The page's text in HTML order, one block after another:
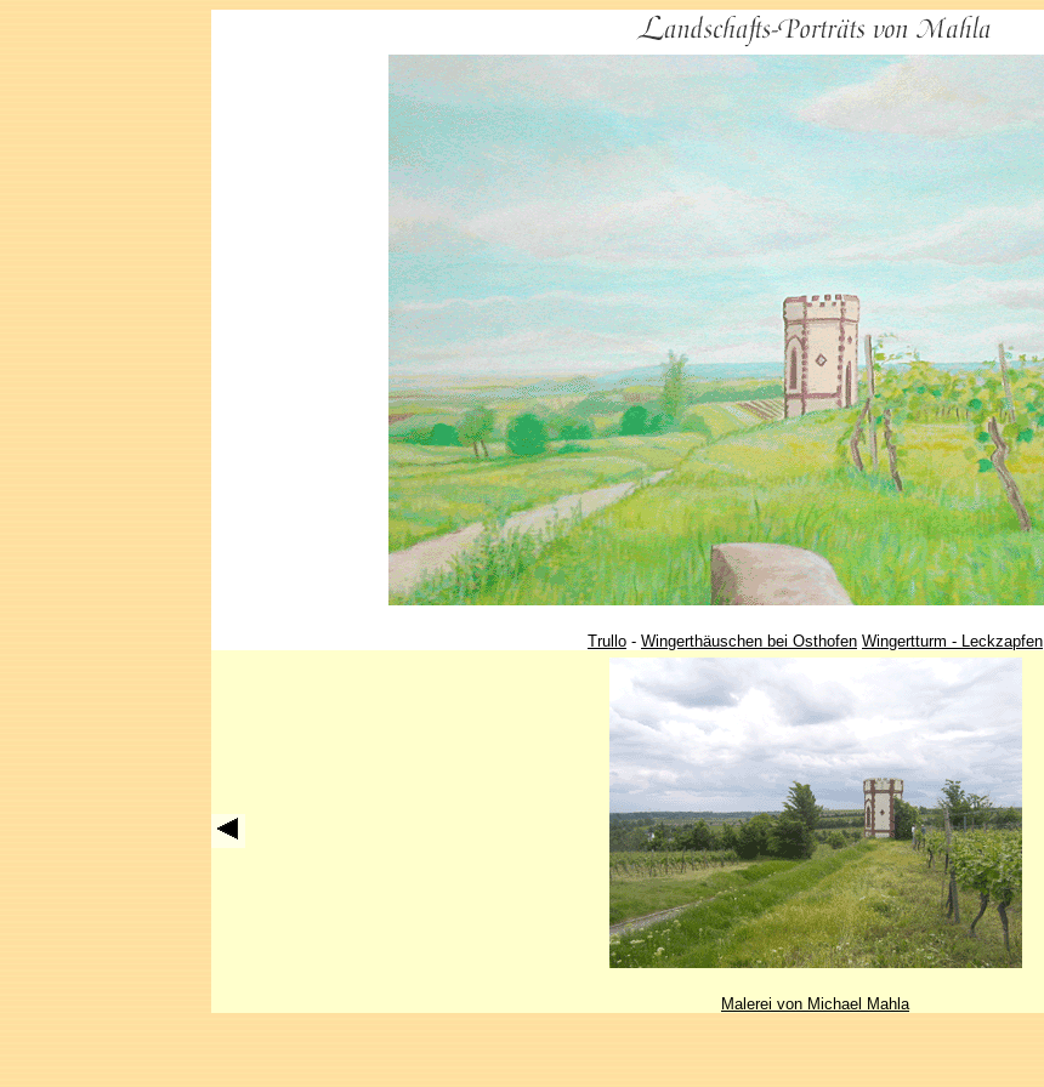
Trullo - Wingerthäuschen bei Osthofen Wingertturm - Leckzapfen
Malerei von Michael Mahla